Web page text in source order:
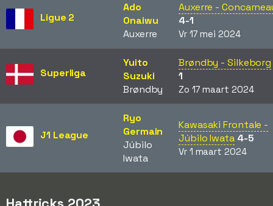
Ligue 2
Ado
Onaiwu
Auxerre
Auxerre -
4-1
Vr 17 mei 2024
Superliga
Yuito
Suzuki
Brøndby
Brøndby - Silkeborg
1
Zo 17 maart 2024
J1 League
Ryo
Germain
Júbilo
Iwata
Kawasaki Frontale -
Júbilo Iwata 4-5
Vr 1 maart 2024